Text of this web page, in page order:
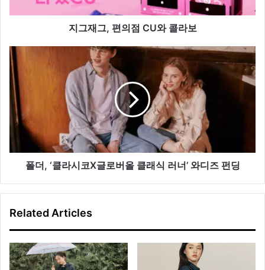
와
보
지그재그, 편의점 CU와 콜라보
폴
더,
‘클
라
시
코
X
글
로
식
와
디
폴더, ‘클라시코X글로버올 클래식 러너’ 와디즈 펀딩
Related Articles